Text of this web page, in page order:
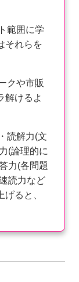
範囲に学
それらを
クや市販
解けるよ
読解力(文
(論理的に
力(各問題
読力など
ると、